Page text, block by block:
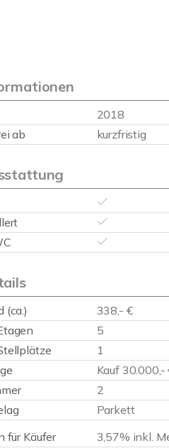
2018
ab
kurzfristig
(ca.) 338,- €
5
1
Kauf
2
Parkett
für Käufer
3,57% inkl.